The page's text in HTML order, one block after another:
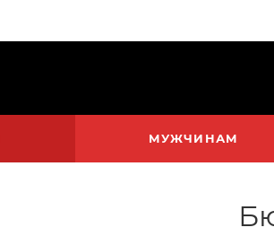
МУЖЧИНАМ